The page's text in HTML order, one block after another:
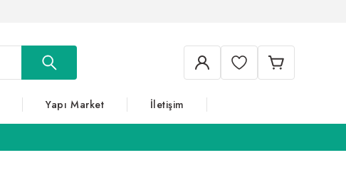
Yapı Market İletişim